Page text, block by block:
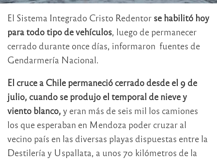
El Sistema Integrado Cristo Redentor se habilitó hoy
para todo tipo de vehículos, luego de permanecer
cerrado durante once días, informaron fuentes de
Gendarmería Nacional.
El cruce a Chile permaneció cerrado desde el 9 de
julio, cuando se produjo el temporal de nieve y
viento blanco, y eran más de seis mil los camiones
los que esperaban en Mendoza poder cruzar al
vecino país en las diversas playas dispuestas entre la
Destilería y Uspallata, a unos 70 kilómetros de la